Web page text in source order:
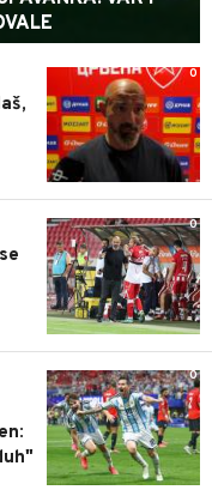
0
0
0